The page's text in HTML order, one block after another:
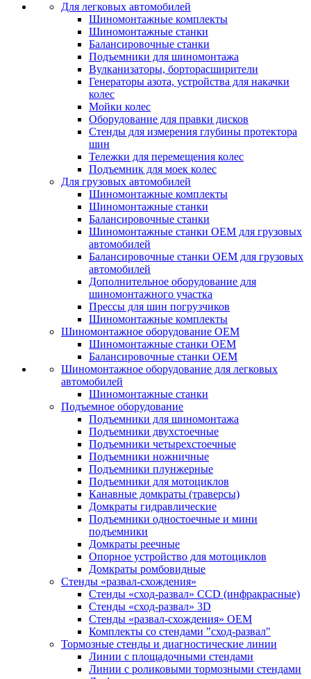
Для легковых автомобилей
Шиномонтажные комплекты
Шиномонтажные станки
Балансировочные станки
Подъемники для шиномонтажа
Вулканизаторы, борторасширители
Генераторы азота, устройства для накачки
колес
Мойки колес
Оборудование для правки дисков
Стенды для измерения глубины протектора
шин
Тележки для перемещения колес
Подъемник для моек колеc
Для грузовых автомобилей
Шиномонтажные комплекты
Шиномонтажные станки
Балансировочные станки
Шиномонтажные станки ОЕМ для грузовых
автомобилей
Балансировочные станки ОЕМ для грузовых
автомобилей
Дополнительное оборудование для
шиномонтажного участка
Прессы для шин погрузчиков
Шиномонтажные комплекты
Шиномонтажное оборудование ОЕМ
Шиномонтажные станки ОЕМ
Балансировочные станки ОЕМ
Шиномонтажное оборудование для легковых
автомобилей
Шиномонтажные станки
Подъемное оборудование
Подъемники для шиномонтажа
Подъемники двухстоечные
Подъемники четырехстоечные
Подъемники ножничные
Подъемники плунжерные
Подъемники для мотоциклов
Канавные домкраты (траверсы)
Домкраты гидравлические
Подъемники одностоечные и мини
подъемники
Домкраты реечные
Опорное устройство для мотоциклов
Домкраты ромбовидные
Стенды «развал-схождения»
Стенды «сход-развал» CCD (инфракрасные)
Стенды «сход-развал» 3D
Стенды «развал-схождения» ОЕМ
Комплекты со стендами "сход-развал"
Тормозные стенды и диагностические линии
Линии с площадочными стендами
Линии с роликовыми тормозными стендами